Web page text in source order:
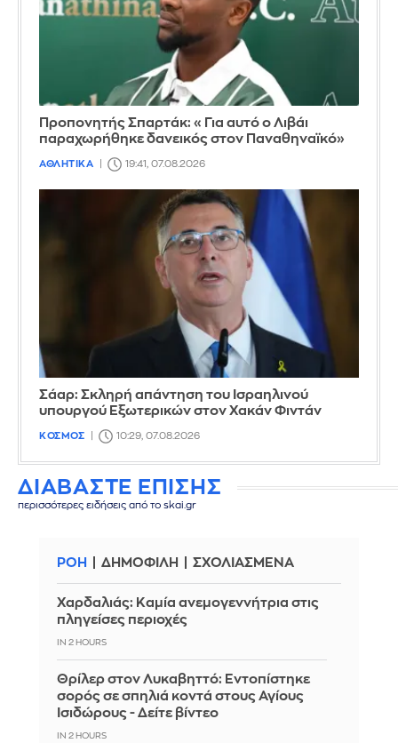
Προπονητής Σπαρτάκ: «Για αυτό ο Λιβάι
παραχωρήθηκε δανεικός στον Παναθηναϊκό»
ΑΘΛΗΤΙΚΑ 19:41, 07.08.2026
Σάαρ: Σκληρή απάντηση του Ισραηλινού
υπουργού Εξωτερικών στον Χακάν Φιντάν
ΚΟΣΜΟΣ 10:29, 07.08.2026
ΔΙΑΒΑΣΤΕ ΕΠΙΣΗΣ
περισσότερες ειδήσεις από το skai.gr
ΡΟΗ ΔΗΜΟΦΙΛΗ ΣΧΟΛΙΑΣΜΕΝΑ
Χαρδαλιάς: Καμία ανεμογεννήτρια στις
πληγείσες περιοχές
IN 2 HOURS
Θρίλερ στον Λυκαβηττό: Εντοπίστηκε
σορός σε σπηλιά κοντά στους Αγίους
Ισιδώρους - Δείτε βίντεο
IN 2 HOURS